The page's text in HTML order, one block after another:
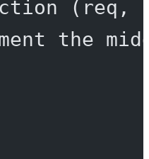
( req ,
the